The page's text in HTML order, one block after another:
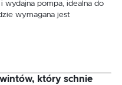
wydajna pompa, idealna do
wymagana jest
który schnie